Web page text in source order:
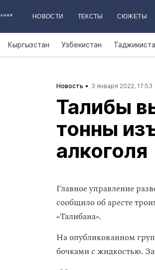
НОВОСТИ ТЕКСТЫ СЮЖЕТЫ
Кыргызстан Узбекистан
Новость 3 января 2022, 17:53
Талибы
тонны
алкоголя
Главное управление
сообщило об аресте
«Талибана».
На опубликованном
бочками с жидкостью.